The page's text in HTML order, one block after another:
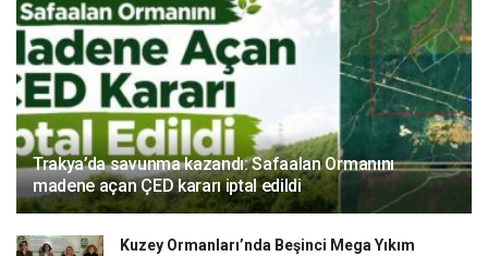
Trakya’da savunma kazandı: Safaalan Ormanını
madene açan ÇED kararı iptal edildi
Kuzey Ormanları’nda Beşinci Mega Yıkım